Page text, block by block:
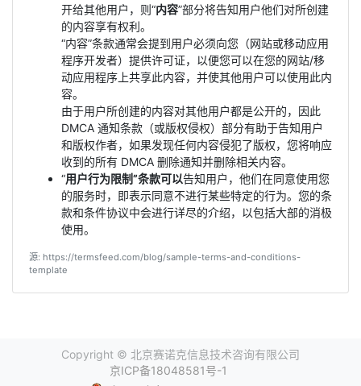
开给其他用户，则“内容”部分将告知用户他们对所创建
的内容享有权利。
“内容”条款通常会提到用户必须向您（网站或移动应用
程序开发者）提供许可证，以便您可以在您的网站/移
动应用程序上共享此内容，并使其他用户可以使用此内
容。
由于用户所创建的内容对其他用户都是公开的，因此
DMCA 通知条款（或版权侵权）部分有助于告知用户
和版权作者，如果发现任何内容侵犯了版权，您将响应
收到的所有 DMCA 删除通知并删除相关内容。
“用户行为限制”条款可以告知用户，他们在同意使用您
的服务时，即表示同意不进行某些特定的行为。您的条
款和条件协议中会进行详尽的介绍，以包括大部的消极
使用。
源: https://termsfeed.com/blog/sample-terms-and-conditions-
template
Copyright © 北京赛诺克信息技术咨询有限公司
京ICP备18048581号-1